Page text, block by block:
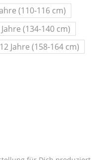
(110-116 cm)
Jahre (134-140 cm)
12 Jahre (158-164 cm)